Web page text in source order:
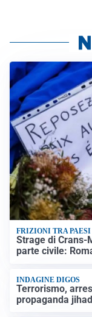
FRIZIONI TRA PAESI
Strage di Crans-
parte civile:
INDAGINE DIGOS
Terrorismo,
propaganda